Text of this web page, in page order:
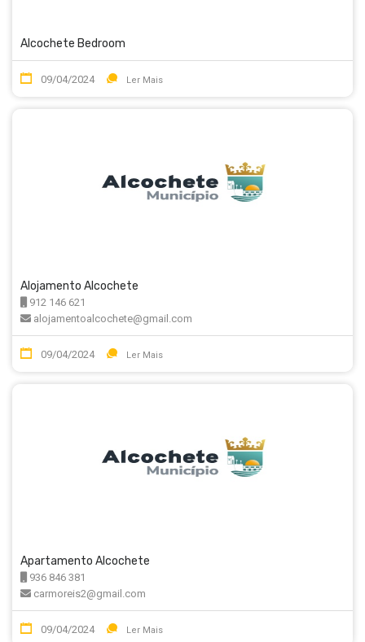
Alcochete Bedroom
09/04/2024 Ler Mais
Alojamento Alcochete
912 146 621
alojamentoalcochete@gmail.com
09/04/2024 Ler Mais
Apartamento Alcochete
936 846 381
carmoreis2@gmail.com
09/04/2024 Ler Mais